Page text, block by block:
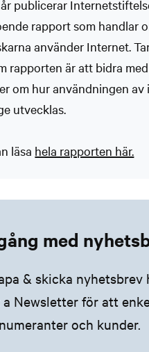
publicerar
rapport som handlar
använder Internet.
rapporten är att bidra
om hur användningen av
utvecklas.
läsa hela rapporten här.
med
& skicka nyhetsbrev
a Newsletter för att
och kunder.